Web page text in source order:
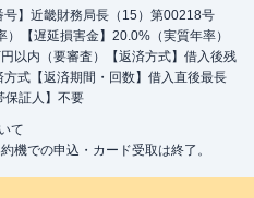
】近畿財務局長（15）第00218号
【遅延損害金】20.0%（実質年率）
以内（要審査）【返済方式】借入後残
式【返済期間・回数】借入直後最長
保証人】不要
て
機での申込・カード受取は終了。